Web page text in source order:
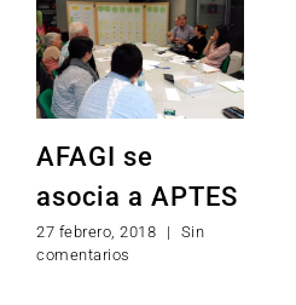
AFAGI se
asocia a APTES
27 febrero, 2018 |
Sin
comentarios